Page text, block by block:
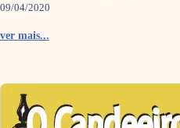
09/04/2020
ver mais...